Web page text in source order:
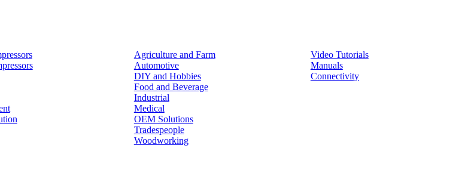
Agriculture and Farm
Automotive
DIY and Hobbies
Food and Beverage
Industrial
Medical
OEM Solutions
Tradespeople
Woodworking
Video Tutorials
Manuals
Connectivity